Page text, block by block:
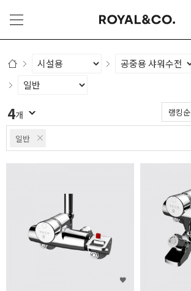
일반
4개 랭킹순